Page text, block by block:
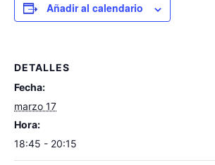
Añadir al calendario
DETALLES
Fecha:
marzo 17
Hora:
18:45 - 20:15